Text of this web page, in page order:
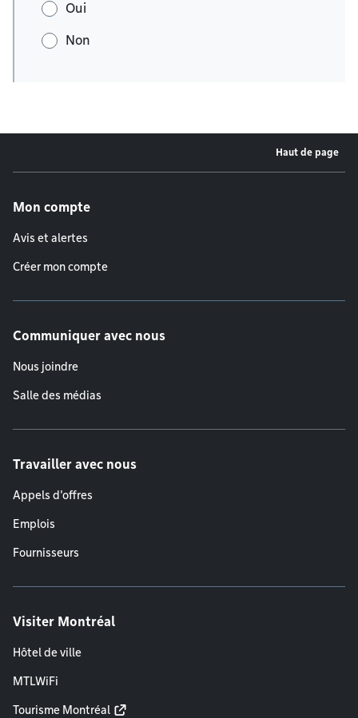
Oui
Non
Haut de page
Mon compte
Avis et alertes
Créer mon compte
Communiquer avec nous
Nous joindre
Salle des médias
Travailler avec nous
Appels d'offres
Emplois
Fournisseurs
Visiter Montréal
Hôtel de ville
MTLWiFi
Tourisme Montréal